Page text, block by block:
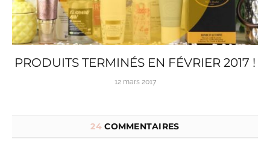
PRODUITS TERMINÉS EN FÉVRIER 2017 !
12 mars 2017
24COMMENTAIRES